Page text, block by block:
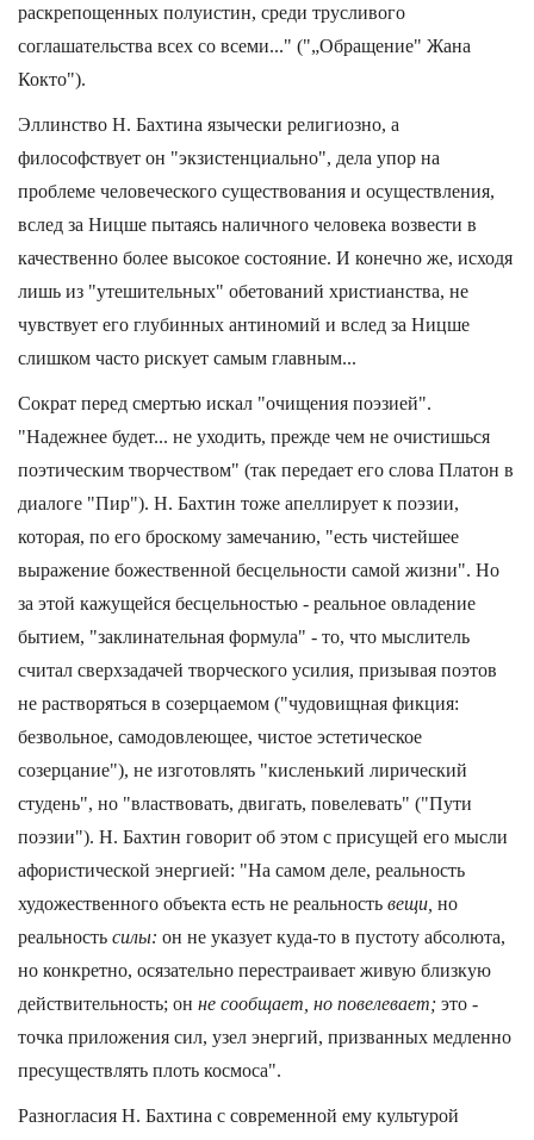
раскрепощенных полуистин, среди трусливого
соглашательства всех со всеми..." ("„Обращение" Жана
Кокто").
Эллинство Н. Бахтина язычески религиозно, а
философствует он "экзистенциально", дела упор на
проблеме человеческого существования и осуществления,
вслед за Ницше пытаясь наличного человека возвести в
качественно более высокое состояние. И конечно же, исходя
лишь из "утешительных" обетований христианства, не
чувствует его глубинных антиномий и вслед за Ницше
слишком часто рискует самым главным...
Сократ перед смертью искал "очищения поэзией".
"Надежнее будет... не уходить, прежде чем не очистишься
поэтическим творчеством" (так передает его слова Платон в
диалоге "Пир"). Н. Бахтин тоже апеллирует к поэзии,
которая, по его броскому замечанию, "есть чистейшее
выражение божественной бесцельности самой жизни". Но
за этой кажущейся бесцельностью - реальное овладение
бытием, "заклинательная формула" - то, что мыслитель
считал сверхзадачей творческого усилия, призывая поэтов
не растворяться в созерцаемом ("чудовищная фикция:
безвольное, самодовлеющее, чистое эстетическое
созерцание"), не изготовлять "кисленький лирический
студень", но "властвовать, двигать, повелевать" ("Пути
поэзии"). Н. Бахтин говорит об этом с присущей его мысли
афористической энергией: "На самом деле, реальность
художественного объекта есть не реальность вещи, но
реальность силы: он не указует куда-то в пустоту абсолюта,
но конкретно, осязательно перестраивает живую близкую
действительность; он не сообщает, но повелевает; это -
точка приложения сил, узел энергий, призванных медленно
пресуществлять плоть космоса".
Разногласия Н. Бахтина с современной ему культурой